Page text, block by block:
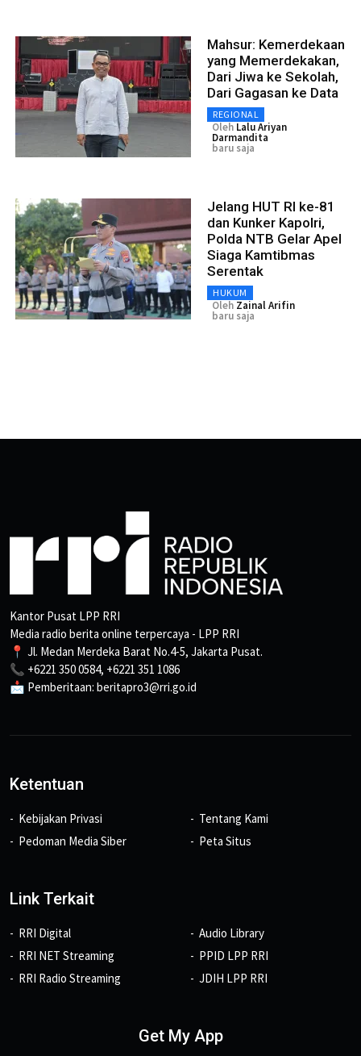
Mahsur: Kemerdekaan
yang Memerdekakan,
Dari Jiwa ke Sekolah,
Dari Gagasan ke Data
REGIONAL
Oleh Lalu Ariyan
Darmandita
baru saja
Jelang HUT RI ke-81
dan Kunker Kapolri,
Polda NTB Gelar Apel
Siaga Kamtibmas
Serentak
HUKUM
Oleh Zainal Arifin
baru saja
Kantor Pusat LPP RRI
Media radio berita online terpercaya - LPP RRI
📍 Jl. Medan Merdeka Barat No.4-5, Jakarta Pusat.
📞 +6221 350 0584, +6221 351 1086
📩 Pemberitaan: beritapro3@rri.go.id
Ketentuan
Kebijakan Privasi
Pedoman Media Siber
Tentang Kami
Peta Situs
Link Terkait
RRI Digital
RRI NET Streaming
RRI Radio Streaming
Audio Library
PPID LPP RRI
JDIH LPP RRI
Get My App